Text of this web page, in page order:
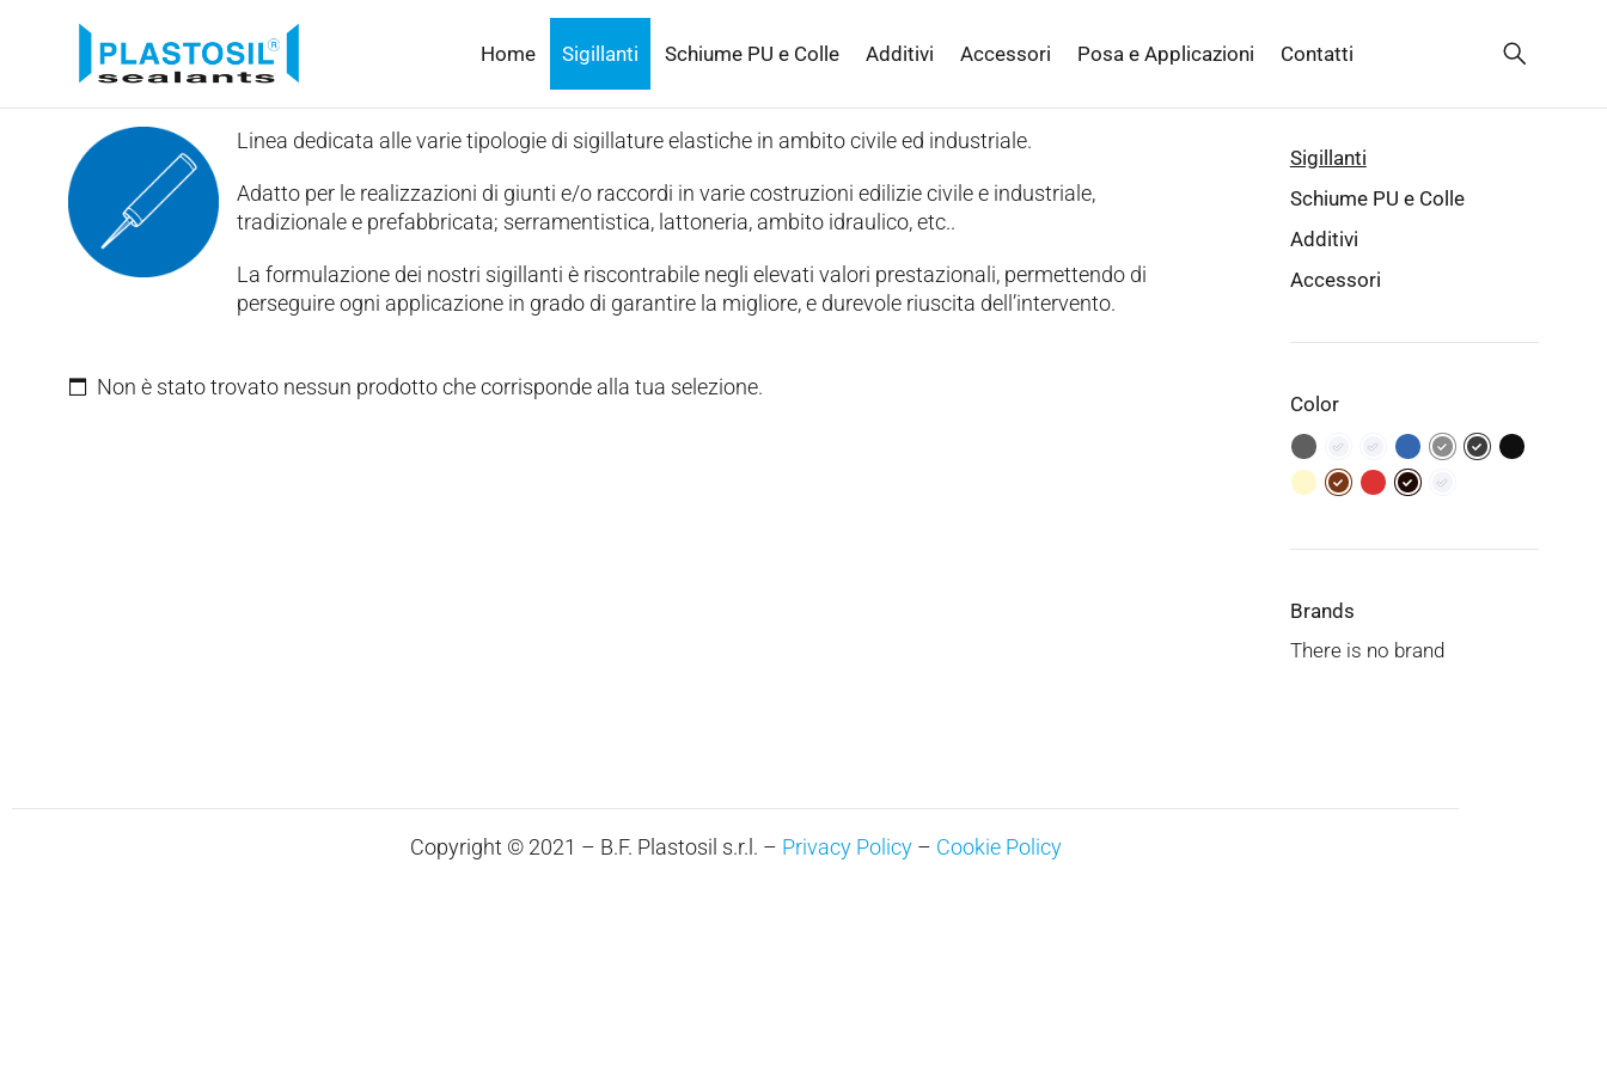
Home Sigillanti Schiume PU e Colle Additivi Accessori Posa e Applicazioni Contatti
Linea dedicata alle varie tipologie di sigillature elastiche in ambito civile ed industriale.
Adatto per le realizzazioni di giunti e/o raccordi in varie costruzioni edilizie civile e industriale,
tradizionale e prefabbricata; serramentistica, lattoneria, ambito idraulico, etc..
La formulazione dei nostri sigillanti è riscontrabile negli elevati valori prestazionali, permettendo di
perseguire ogni applicazione in grado di garantire la migliore, e durevole riuscita dell’intervento.
Non è stato trovato nessun prodotto che corrisponde alla tua selezione.
Sigillanti
Schiume PU e Colle
Additivi
Accessori
Color
Brands
There is no brand
Copyright © 2021 – B.F. Plastosil s.r.l. – Privacy Policy– Cookie Policy